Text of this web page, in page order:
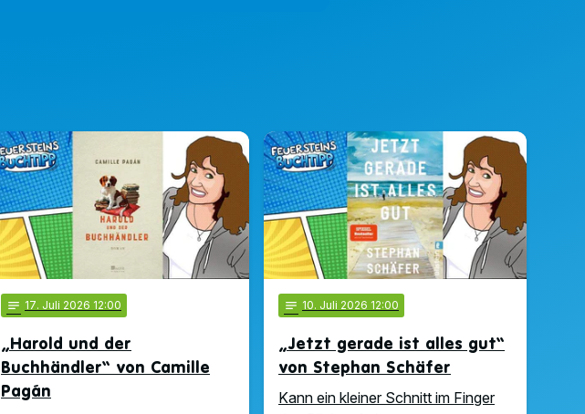
notes 17. Juli 2026 12:00
„Harold und der
Buchhändler“ von Camille
Pagán
notes 10. Juli 2026 12:00
„Jetzt gerade ist alles gut“
von Stephan Schäfer
Kann ein kleiner Schnitt im Finger